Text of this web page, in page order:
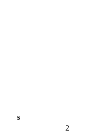
s
2